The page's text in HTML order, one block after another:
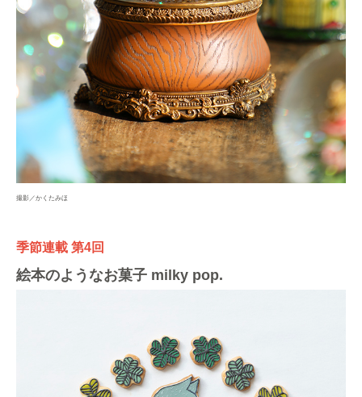
撮影／かくたみほ
季節連載 第4回
絵本のようなお菓子 milky pop.